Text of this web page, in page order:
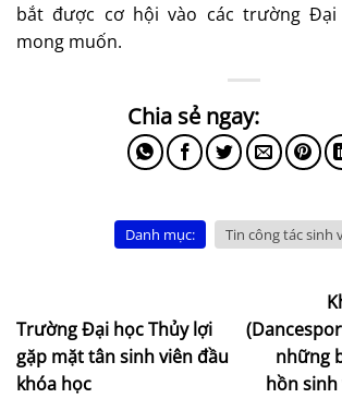
bắt được cơ hội vào các trường Đại
mong muốn.
Danh mục: Tin công tác sinh
Trường Đại học Thủy lợi
gặp mặt tân sinh viên đầu
khóa học
những
hồn sinh